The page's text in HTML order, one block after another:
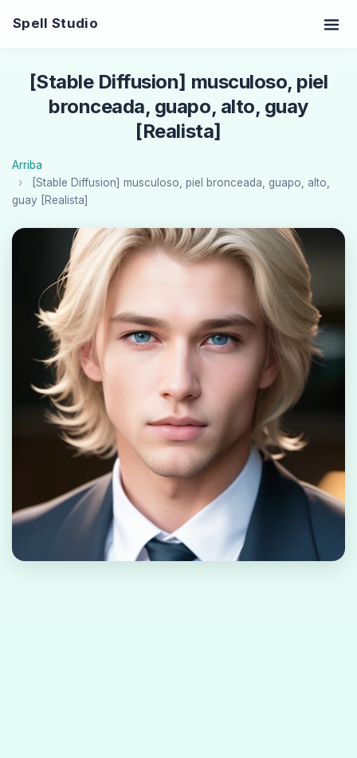
Spell Studio
[Stable Diffusion] musculoso, piel
bronceada, guapo, alto, guay
[Realista]
Arriba
[Stable Diffusion] musculoso, piel bronceada, guapo, alto,
guay [Realista]